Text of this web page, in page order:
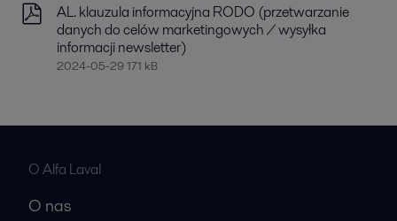
AL. klauzula informacyjna RODO (przetwarzanie
danych do celów marketingowych / wysyłka
informacji newsletter)
2024-05-29 171 kB
O Alfa Laval
O nas